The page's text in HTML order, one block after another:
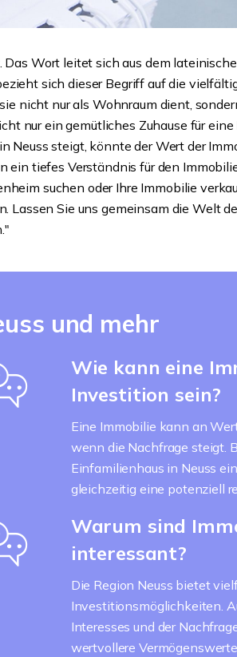
Wort leitet sich aus dem
sich dieser Begriff auf die
nicht nur als Wohnraum dient,
nur ein gemütliches Zuhause für eine
steigt, könnte der Wert der
tiefes Verständnis für den
suchen oder Ihre Immobilie
Lassen Sie uns gemeinsam die Welt
und mehr
Wie kann eine
Investition sein?
Eine Immobilie kann an
wenn die Nachfrage steigt.
Einfamilienhaus in Neuss
gleichzeitig eine potenziell
Warum sind
interessant?
Die Region Neuss bietet
Investitionsmöglichkeiten.
Interesses und der
wertvollere